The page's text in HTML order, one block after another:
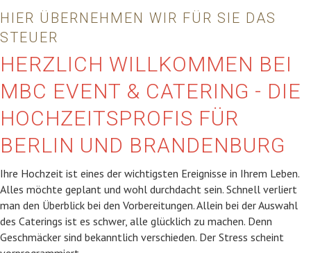
HIER ÜBERNEHMEN WIR FÜR SIE DAS
STEUER
HERZLICH WILLKOMMEN BEI
MBC EVENT & CATERING - DIE
HOCHZEITSPROFIS FÜR
BERLIN UND BRANDENBURG
Ihre Hochzeit ist eines der wichtigsten Ereignisse in Ihrem Leben.
Alles möchte geplant und wohl durchdacht sein. Schnell verliert
man den Überblick bei den Vorbereitungen. Allein bei der Auswahl
des Caterings ist es schwer, alle glücklich zu machen. Denn
Geschmäcker sind bekanntlich verschieden. Der Stress scheint